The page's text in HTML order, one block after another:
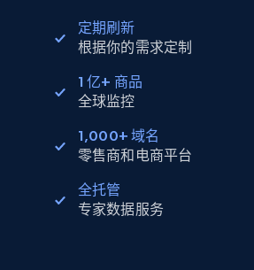
定期刷新
根据你的需求定制
1 亿+ 商品
全球监控
1,000+ 域名
零售商和电商平台
全托管
专家数据服务